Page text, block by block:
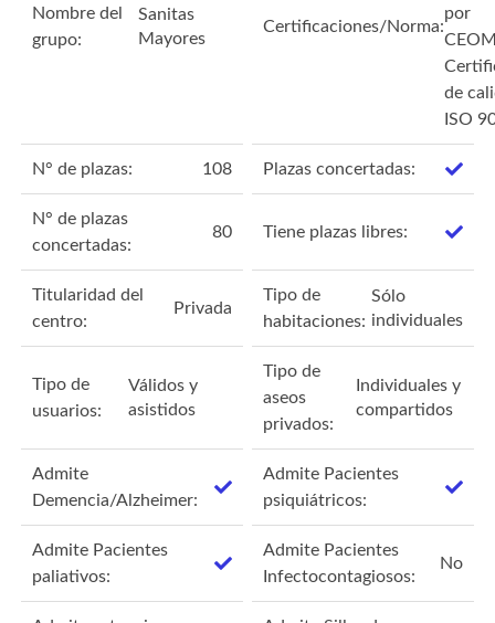
Nombre del
grupo:
Sanitas
Mayores
Certificaciones/Norma:
por
de
ISO
N° de plazas: 108 Plazas concertadas:
N° de plazas
concertadas:
80 Tiene plazas libres:
Titularidad del
centro:
Privada
Tipo de
habitaciones:
Sólo
individuales
Tipo de
usuarios:
Válidos y
asistidos
Tipo de
aseos
privados:
Individuales y
compartidos
Admite
Demencia/Alzheimer:
Admite Pacientes
psiquiátricos:
Admite Pacientes
paliativos:
Admite Pacientes
Infectocontagiosos:
No